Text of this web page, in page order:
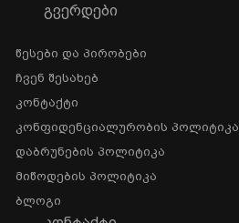
ᲒᲕᲔᲠᲓᲔᲑᲘ
Წესები Და Პირობები
Ჩვენ Შესახებ
Კონტაქტი
Კონფიდენციალურობის Პოლიტიკა
Დაბრუნების Პოლიტიკა
Მიწოდების Პოლიტიკა
Ბლოგი